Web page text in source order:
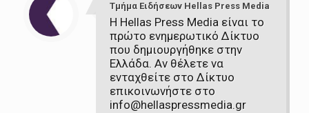
Τμήμα Ειδήσεων Hellas Press Media
Η Hellas Press Media είναι το
πρώτο ενημερωτικό Δίκτυο
που δημιουργήθηκε στην
Ελλάδα. Αν θέλετε να
ενταχθείτε στο Δίκτυο
επικοινωνήστε στο
info@hellaspressmedia.gr